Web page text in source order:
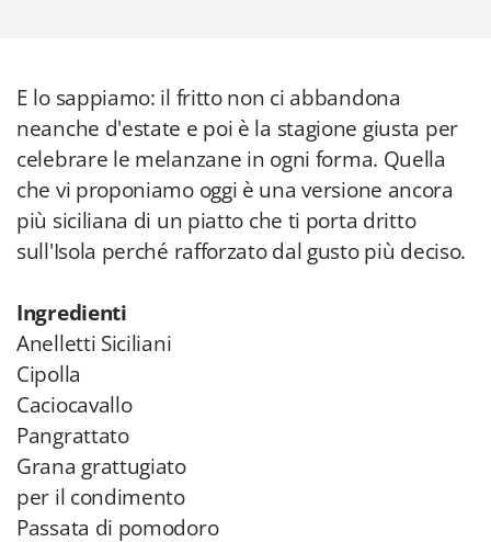
E lo sappiamo: il fritto non ci abbandona
neanche d'estate e poi è la stagione giusta per
celebrare le melanzane in ogni forma. Quella
che vi proponiamo oggi è una versione ancora
più siciliana di un piatto che ti porta dritto
sull'Isola perché rafforzato dal gusto più deciso.
Ingredienti
Anelletti Siciliani
Cipolla
Caciocavallo
Pangrattato
Grana grattugiato
per il condimento
Passata di pomodoro